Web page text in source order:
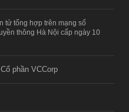
tử tổng hợp trên mạng số
thông Hà Nội cấp ngày 10
phần VCCorp